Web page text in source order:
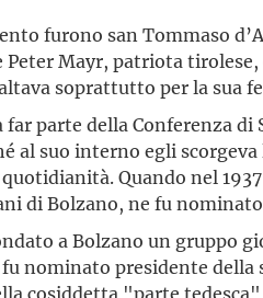
furono san Tommaso
Peter Mayr, patriota
soprattutto per la sua
far parte della Conferenza di
al suo interno egli
Quando nel
di Bolzano, ne fu
a Bolzano un gruppo
fu nominato presidente
cosiddetta "parte